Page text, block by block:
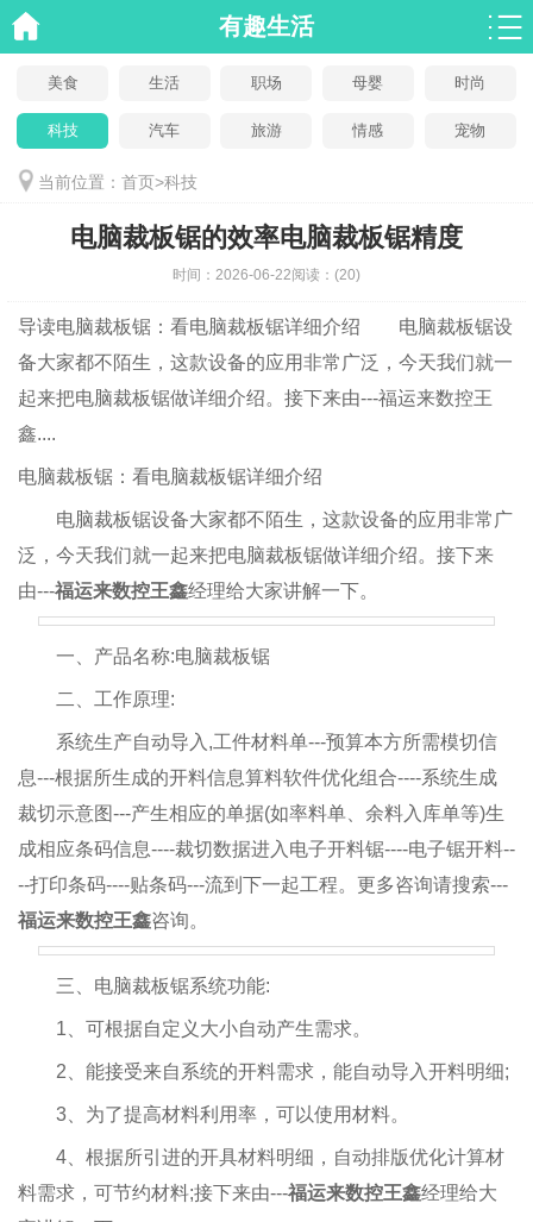
有趣生活
美食 生活 职场 母婴 时尚
科技 汽车 旅游 情感 宠物
当前位置： 首页>科技
电脑裁板锯的效率电脑裁板锯精度
时间： 2026-06-22阅读： (20)
导读电脑裁板锯：看电脑裁板锯详细介绍 电脑裁板锯设
备大家都不陌生，这款设备的应用非常广泛，今天我们就一
起来把电脑裁板锯做详细介绍。接下来由---福运来数控王
鑫....
电脑裁板锯：看电脑裁板锯详细介绍
电脑裁板锯设备大家都不陌生，这款设备的应用非常广
泛，今天我们就一起来把电脑裁板锯做详细介绍。接下来
由---福运来数控王鑫经理给大家讲解一下。
一、产品名称:电脑裁板锯
二、工作原理:
系统生产自动导入,工件材料单---预算本方所需模切信
息---根据所生成的开料信息算料软件优化组合----系统生成
裁切示意图---产生相应的单据(如率料单、余料入库单等)生
成相应条码信息----裁切数据进入电子开料锯----电子锯开料--
--打印条码----贴条码---流到下一起工程。更多咨询请搜索---
福运来数控王鑫咨询。
三、电脑裁板锯系统功能:
1、可根据自定义大小自动产生需求。
2、能接受来自系统的开料需求，能自动导入开料明细;
3、为了提高材料利用率，可以使用材料。
4、根据所引进的开具材料明细，自动排版优化计算材
料需求，可节约材料;接下来由---福运来数控王鑫经理给大